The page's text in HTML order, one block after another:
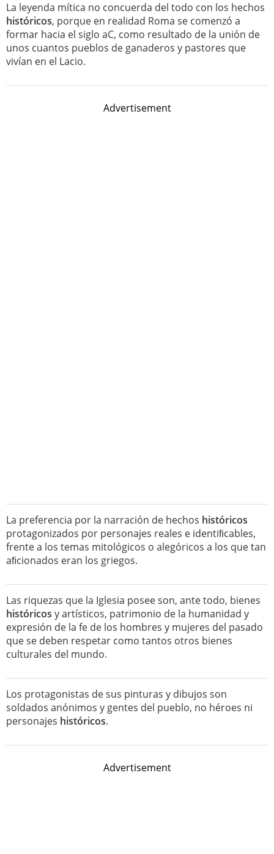
La leyenda mítica no concuerda del todo con los hechos
históricos, porque en realidad Roma se comenzó a
formar hacia el siglo aC, como resultado de la unión de
unos cuantos pueblos de ganaderos y pastores que
vivían en el Lacio.
Advertisement
La preferencia por la narración de hechos históricos
protagonizados por personajes reales e identiﬁcables,
frente a los temas mitológicos o alegóricos a los que tan
aﬁcionados eran los griegos.
Las riquezas que la Iglesia posee son, ante todo, bienes
históricos y artísticos, patrimonio de la humanidad y
expresión de la fe de los hombres y mujeres del pasado
que se deben respetar como tantos otros bienes
culturales del mundo.
Los protagonistas de sus pinturas y dibujos son
soldados anónimos y gentes del pueblo, no héroes ni
personajes históricos.
Advertisement